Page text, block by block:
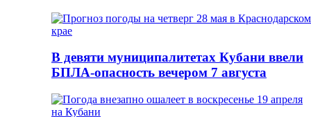
В девяти муниципалитетах Кубани ввели
БПЛА-опасность вечером 7 августа